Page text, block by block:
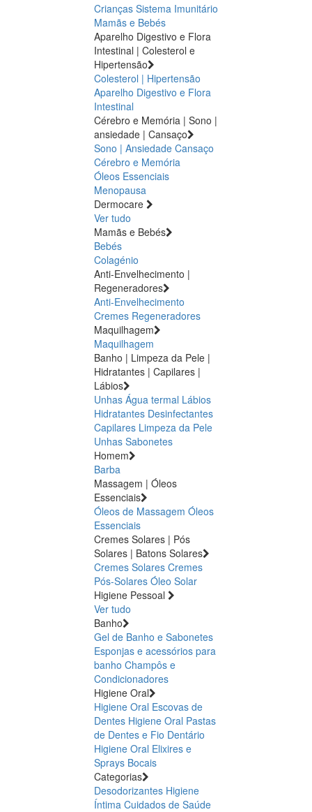
Crianças Sistema Imunitário
Mamãs e Bebés
Aparelho Digestivo e Flora
Intestinal | Colesterol e
Hipertensão
Colesterol | Hipertensão
Aparelho Digestivo e Flora
Intestinal
Cérebro e Memória | Sono |
ansiedade | Cansaço
Sono | Ansiedade Cansaço
Cérebro e Memória
Óleos Essenciais
Menopausa
Dermocare
Ver tudo
Mamãs e Bebés
Bebés
Colagénio
Anti-Envelhecimento |
Regeneradores
Anti-Envelhecimento
Cremes Regeneradores
Maquilhagem
Maquilhagem
Banho | Limpeza da Pele |
Hidratantes | Capilares |
Lábios
Unhas Água termal Lábios
Hidratantes Desinfectantes
Capilares Limpeza da Pele
Unhas Sabonetes
Homem
Barba
Massagem | Óleos
Essenciais
Óleos de Massagem Óleos
Essenciais
Cremes Solares | Pós
Solares | Batons Solares
Cremes Solares Cremes
Pós-Solares Óleo Solar
Higiene Pessoal
Ver tudo
Banho
Gel de Banho e Sabonetes
Esponjas e acessórios para
banho Champôs e
Condicionadores
Higiene Oral
Higiene Oral Escovas de
Dentes Higiene Oral Pastas
de Dentes e Fio Dentário
Higiene Oral Elixires e
Sprays Bocais
Categorias
Desodorizantes Higiene
Íntima Cuidados de Saúde